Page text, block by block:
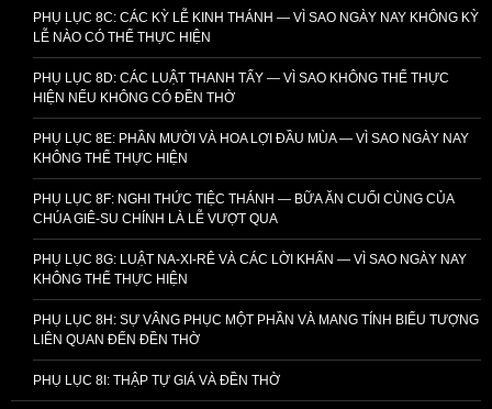
PHỤ LỤC 8C: CÁC KỲ LỄ KINH THÁNH — VÌ SAO NGÀY NAY KHÔNG KỲ
LỄ NÀO CÓ THỂ THỰC HIỆN
PHỤ LỤC 8D: CÁC LUẬT THANH TẨY — VÌ SAO KHÔNG THỂ THỰC
HIỆN NẾU KHÔNG CÓ ĐỀN THỜ
PHỤ LỤC 8E: PHẦN MƯỜI VÀ HOA LỢI ĐẦU MÙA — VÌ SAO NGÀY NAY
KHÔNG THỂ THỰC HIỆN
PHỤ LỤC 8F: NGHI THỨC TIỆC THÁNH — BỮA ĂN CUỐI CÙNG CỦA
CHÚA GIÊ-SU CHÍNH LÀ LỄ VƯỢT QUA
PHỤ LỤC 8G: LUẬT NA-XI-RÊ VÀ CÁC LỜI KHẤN — VÌ SAO NGÀY NAY
KHÔNG THỂ THỰC HIỆN
PHỤ LỤC 8H: SỰ VÂNG PHỤC MỘT PHẦN VÀ MANG TÍNH BIỂU TƯỢNG
LIÊN QUAN ĐẾN ĐỀN THỜ
PHỤ LỤC 8I: THẬP TỰ GIÁ VÀ ĐỀN THỜ